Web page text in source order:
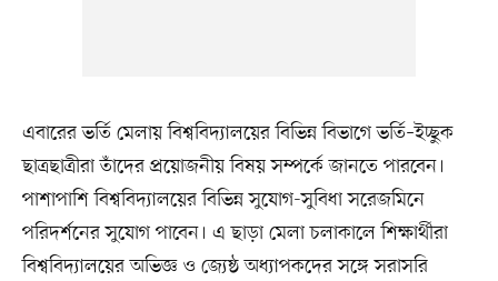
এবারের ভর্তি মেলায় বিশ্ববিদ্যালয়ের বিভিন্ন বিভাগে ভর্তি–ইচ্ছুক
ছাত্রছাত্রীরা তাঁদের প্রয়োজনীয় বিষয় সম্পর্কে জানতে পারবেন।
পাশাপাশি বিশ্ববিদ্যালয়ের বিভিন্ন সুযোগ-সুবিধা সরেজমিনে
পরিদর্শনের সুযোগ পাবেন। এ ছাড়া মেলা চলাকালে শিক্ষার্থীরা
বিশ্ববিদ্যালয়ের অভিজ্ঞ ও জ্যেষ্ঠ অধ্যাপকদের সঙ্গে সরাসরি